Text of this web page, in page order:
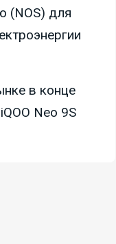
(NOS) для
в конце
Neo 9S